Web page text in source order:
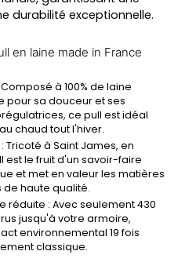
durabilité exceptionnelle.
en laine made in France
Composé à 100% de laine
pour sa douceur et ses
ce pull est idéal
chaud tout l'hiver.
: Tricoté à Saint James, en
est le fruit d'un savoir-faire
et met en valeur les matières
haute qualité.
réduite : Avec seulement 430
jusqu'à votre armoire,
environnemental 19 fois
classique.